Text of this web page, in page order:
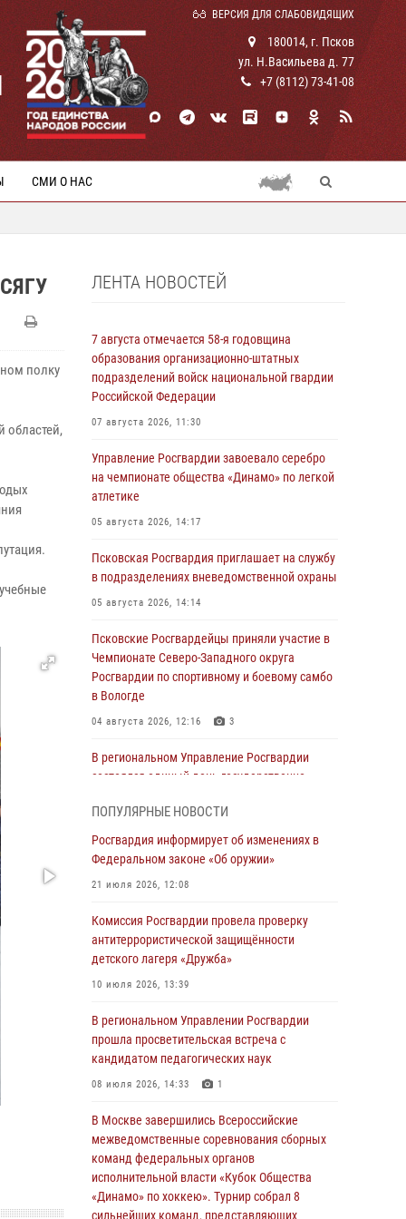
ВЕРСИЯ ДЛЯ СЛАБОВИДЯЩИХ
180014, г. Псков
ул. Н.Васильева д. 77
+7 (8112) 73-41-08
СМИ О НАС
полку
областей,
ЛЕНТА НОВОСТЕЙ
7 августа отмечается 58-я годовщина
образования организационно-штатных
подразделений войск национальной гвардии
Российской Федерации
07 августа 2026, 11:30
Управление Росгвардии завоевало серебро
на чемпионате общества «Динамо» по легкой
атлетике
05 августа 2026, 14:17
Псковская Росгвардия приглашает на службу
в подразделениях вневедомственной охраны
05 августа 2026, 14:14
Псковские Росгвардейцы приняли участие в
Чемпионате Северо-Западного округа
Росгвардии по спортивному и боевому самбо
в Вологде
04 августа 2026, 12:16 3
В региональном Управление Росгвардии
состоялся единый день государственно-
Генерал-полковник Юрий Аверин выступил на
смыслов»
03 августа 2026, 17:21
03 августа 2026, 14:10
Росгвардейцы принимают участие в
обеспечении общественной безопасности во
02 августа 2026, 13:28
За минувшие сутки Псковские росгвардейцы
выезжали два раза на улицу Труда
31 июля 2026, 13:53
ПОПУЛЯРНЫЕ НОВОСТИ
Росгвардия информирует об изменениях в
Федеральном законе «Об оружии»
21 июля 2026, 12:08
Комиссия Росгвардии провела проверку
антитеррористической защищённости
детского лагеря «Дружба»
10 июля 2026, 13:39
В региональном Управлении Росгвардии
прошла просветительская встреча с
кандидатом педагогических наук
08 июля 2026, 14:33 1
В Москве завершились Всероссийские
межведомственные соревнования сборных
команд федеральных органов
исполнительной власти «Кубок Общества
«Динамо» по хоккею». Турнир собрал 8
сильнейших команд, представляющих